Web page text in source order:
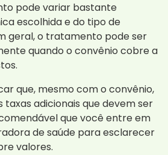
pode variar bastante
escolhida e do tipo de
geral, o tratamento pode ser
quando o convênio cobre a
que, mesmo com o convênio,
taxas adicionais que devem ser
que você entre em
de saúde para esclarecer
valores.